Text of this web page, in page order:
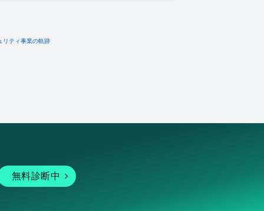
リティ事業の軌跡
無料診断中